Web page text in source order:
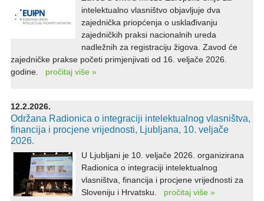
intelektualno vlasništvo objavljuje dva
zajednička priopćenja o usklađivanju
zajedničkih praksi nacionalnih ureda
nadležnih za registraciju žigova. Zavod će
zajedničke prakse početi primjenjivati od 16. veljače 2026.
godine. pročitaj više »
12.2.2026.
Održana Radionica o integraciji intelektualnog vlasništva,
financija i procjene vrijednosti, Ljubljana, 10. veljače
2026.
U Ljubljani je 10. veljače 2026. organizirana
Radionica o integraciji intelektualnog
vlasništva, financija i procjene vrijednosti za
Sloveniju i Hrvatsku. pročitaj više »